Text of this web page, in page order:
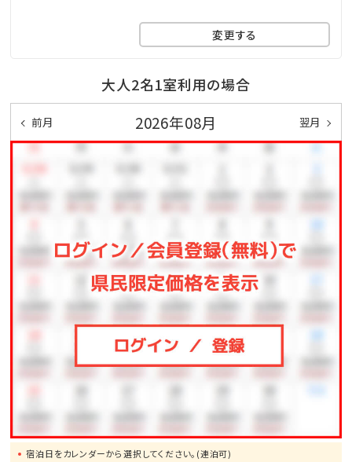
変更する
大人2名1室利用の場合
前月 2026年08月 翌月
宿泊日をカレンダーから選択してください。(連泊可)